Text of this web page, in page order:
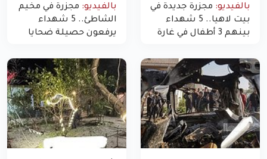
بالفيديو: مجزرة جديدة في
بيت لاهيا.. 5 شهداء
بينهم 3 أطفال في غارة
غزة
بالفيديو: مجزرة في مخيم
الشاطئ.. 5 شهداء
يرفعون حصيلة ضحايا